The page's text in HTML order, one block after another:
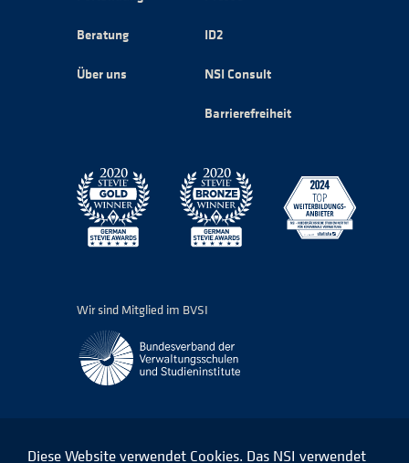
Beratung
Über uns
ID2
NSI Consult
Barrierefreiheit
Wir sind Mitglied im BVSI
Diese Website verwendet Cookies. Das NSI verwendet